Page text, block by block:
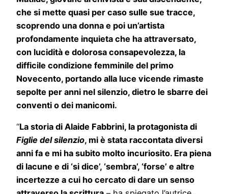
che si mette quasi per caso sulle sue tracce,
scoprendo una donna e poi un’artista
profondamente inquieta che ha attraversato,
con lucidità e dolorosa consapevolezza, la
difficile condizione femminile del primo
Novecento, portando alla luce vicende rimaste
sepolte per anni nel silenzio, dietro le sbarre dei
conventi o dei manicomi.
“La storia di Alaide Fabbrini, la protagonista di
Figlie del silenzio, mi è stata raccontata diversi
anni fa e mi ha subito molto incuriosito. Era piena
di lacune e di ‘si dice’, ‘sembra’, ‘forse’ e altre
incertezze a cui ho cercato di dare un senso